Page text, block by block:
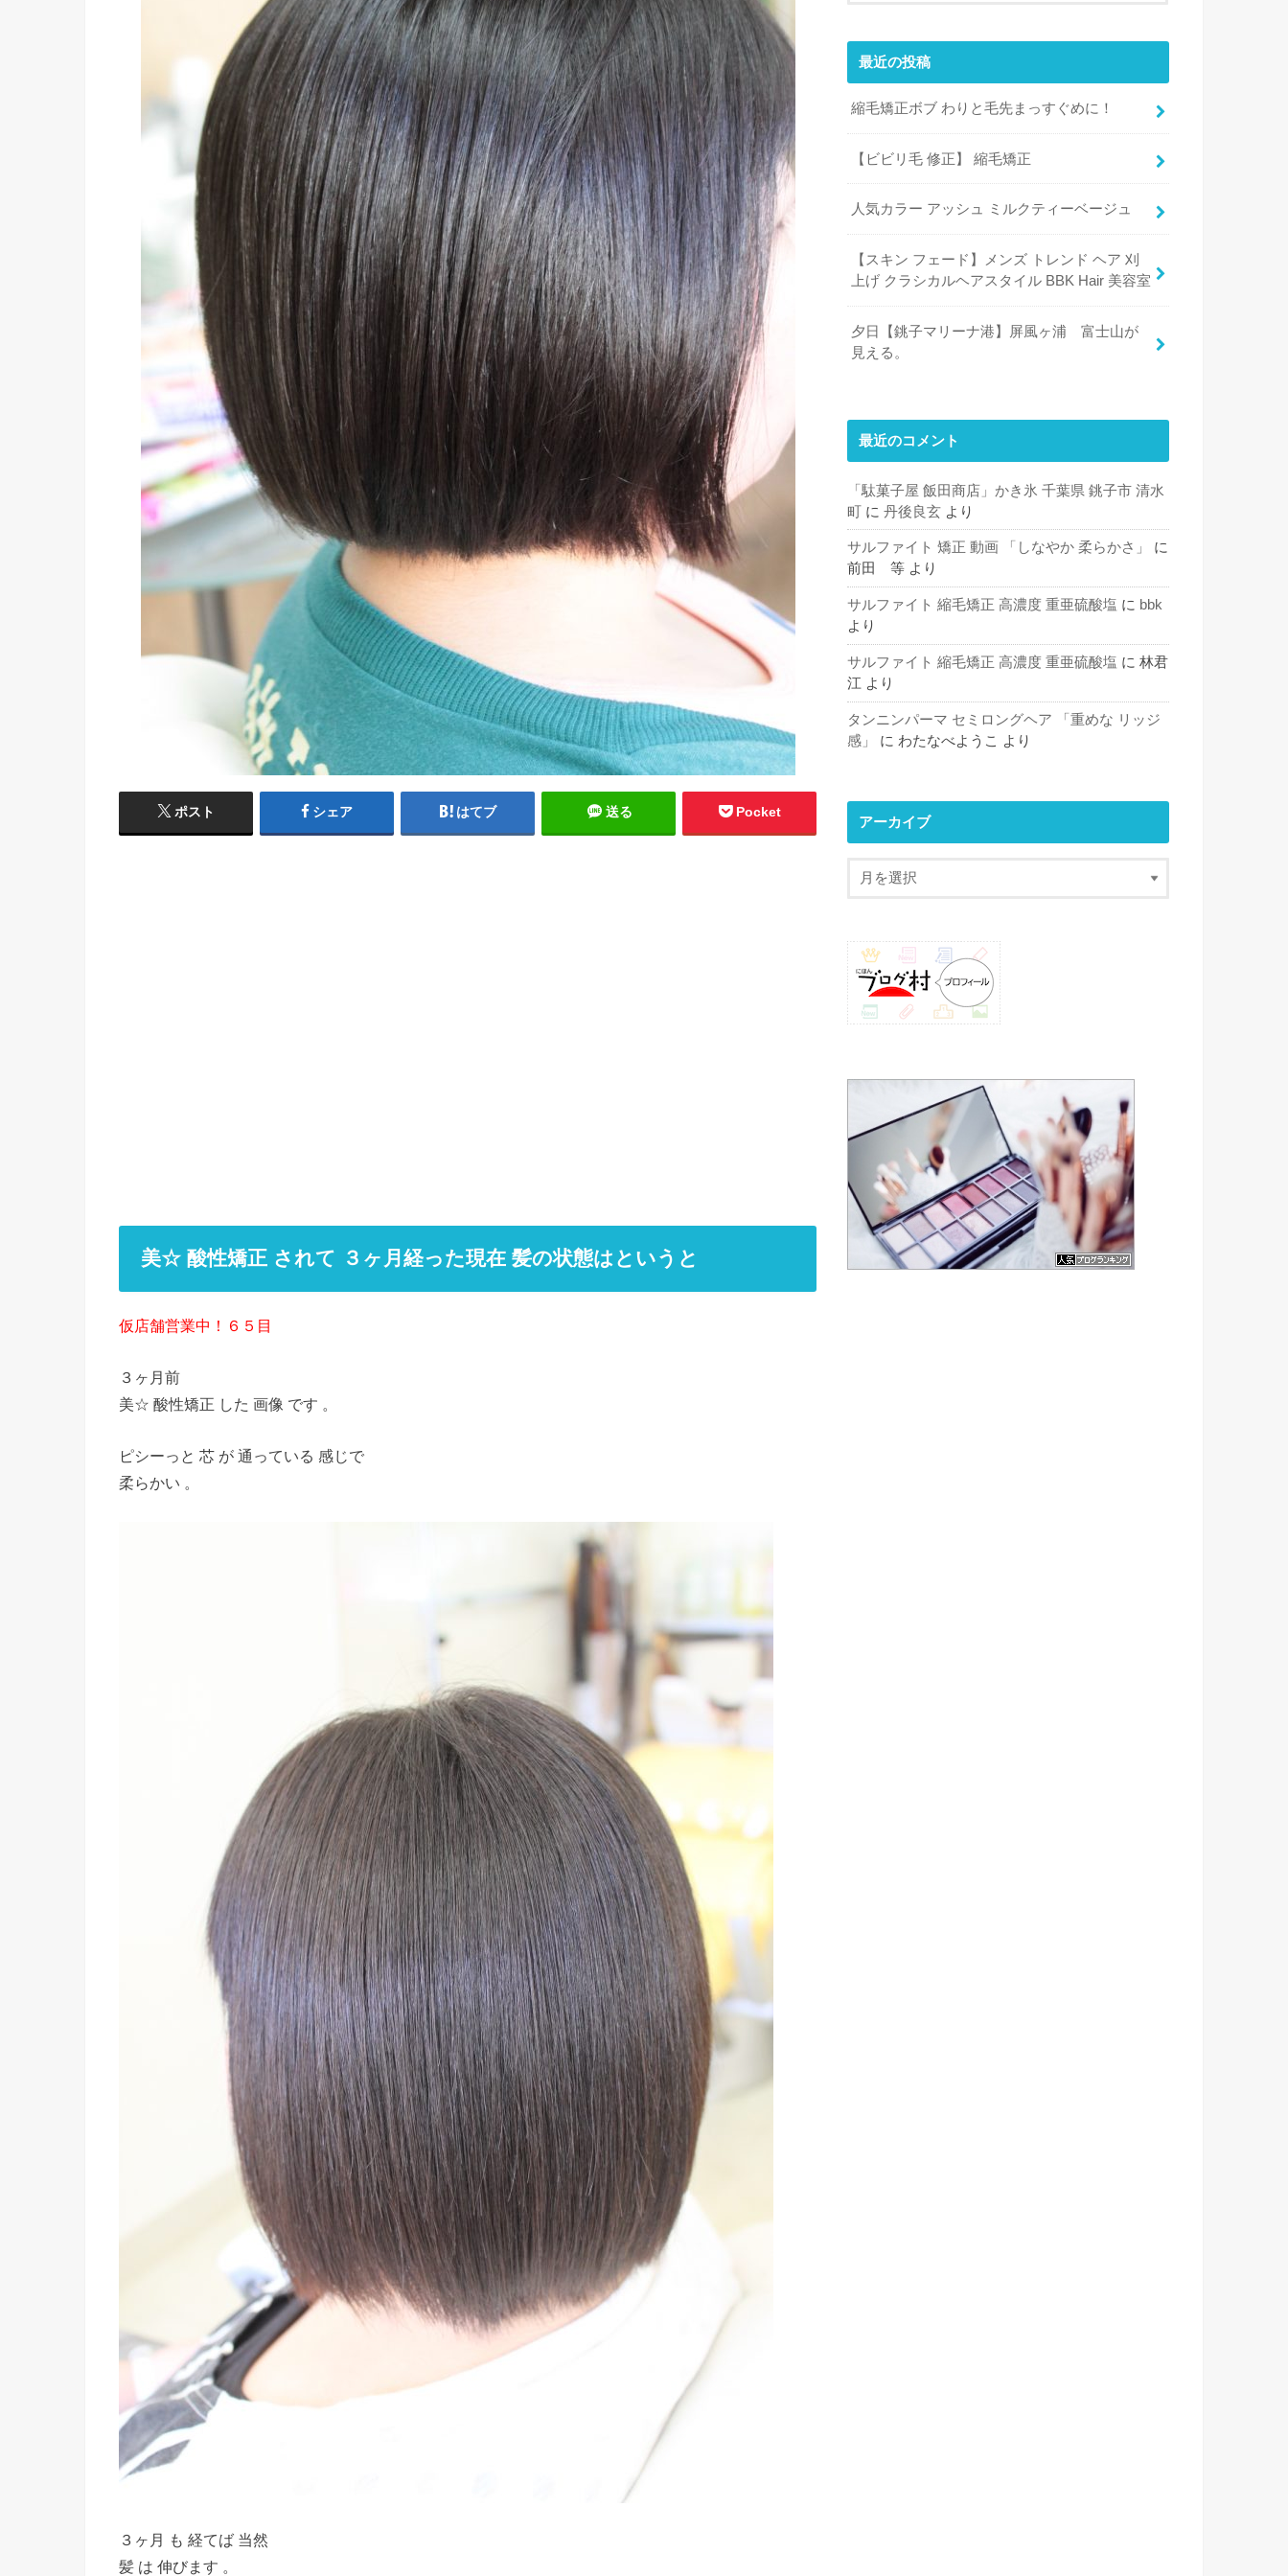
ポスト シェア はてブ 送る Pocket
美☆ 酸性矯正 されて ３ヶ月経った現在 髪の状態はというと
仮店舗営業中！６５目
３ヶ月前
美☆ 酸性矯正 した 画像 です 。
ピシーっと 芯 が 通っている 感じで
柔らかい 。
３ヶ月 も 経てば 当然
髪 は 伸びます 。
最近の投稿
縮毛矯正ボブ わりと毛先まっすぐめに！
【ビビリ毛 修正】 縮毛矯正
人気カラー アッシュ ミルクティーベージュ
【スキン フェード】メンズ トレンド ヘア 刈
上げ クラシカルヘアスタイル BBK Hair 美容室
夕日【銚子マリーナ港】屏風ヶ浦 富士山が
見える。
最近のコメント
「駄菓子屋 飯田商店」かき氷 千葉県 銚子市 清水
町 に 丹後良玄 より
サルファイト 矯正 動画 「しなやか 柔らかさ」
に
前田 等 より
サルファイト 縮毛矯正 高濃度 重亜硫酸塩 に bbk
より
サルファイト 縮毛矯正 高濃度 重亜硫酸塩 に 林君
江 より
タンニンパーマ セミロングヘア 「重めな リッジ
感」
に わたなべようこ より
アーカイブ